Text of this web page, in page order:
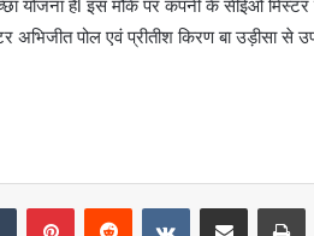
योजना हैl इस मौके पर कंपनी के सीईओ मिस्टर
अभिजीत पोल एवं प्रीतीश किरण बा उड़ीसा से
Tumblr PinterestReddit VKontakteShare via Email